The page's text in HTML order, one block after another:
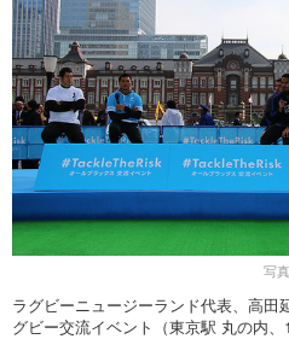
動画
ツアー
芸能
話題
デザイン
動画
ライフ
社会
ハウツー
写
ラグビーニュージーランド代表、高田
グビー交流イベント（東京駅 丸の内、